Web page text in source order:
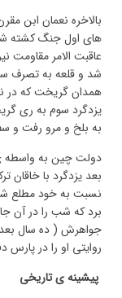
بالاخره نعمان ابن
های اول جنگ کشته
عاقبت الامر مقاومت
شد و قلعه به تصرف
همدان گریخت که در
یزدگرد سوم به ری
به بلخ و مرو رفت و
دولت چین به واسطه ی
بعد یزدگرد با خاقان
نسبت به خود مطلع
برد که شب را در آن جا
روایتی او را در پارس
پیشینه ی تاریخی